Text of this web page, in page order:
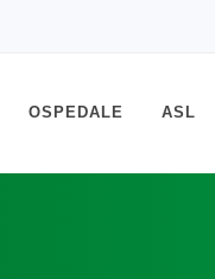
OSPEDALE ASL